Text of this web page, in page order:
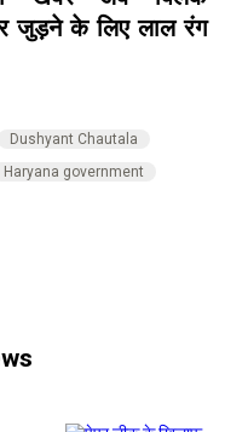
जुड़ने के लिए लाल रंग
Dushyant Chautala
Haryana government